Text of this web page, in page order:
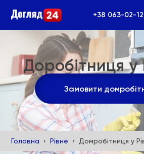
+38 063-02-
Доробітниця у
Замовити
Головна Рівне Домробітниця у